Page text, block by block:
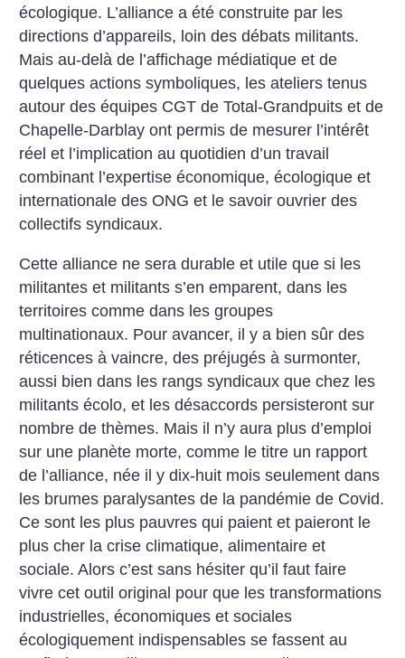
écologique. L’alliance a été construite par les
directions d’appareils, loin des débats militants.
Mais au-delà de l’affichage médiatique et de
quelques actions symboliques, les ateliers tenus
autour des équipes CGT de Total-Grandpuits et de
Chapelle-Darblay ont permis de mesurer l’intérêt
réel et l’implication au quotidien d’un travail
combinant l’expertise économique, écologique et
internationale des ONG et le savoir ouvrier des
collectifs syndicaux.
Cette alliance ne sera durable et utile que si les
militantes et militants s’en emparent, dans les
territoires comme dans les groupes
multinationaux. Pour avancer, il y a bien sûr des
réticences à vaincre, des préjugés à surmonter,
aussi bien dans les rangs syndicaux que chez les
militants écolo, et les désaccords persisteront sur
nombre de thèmes. Mais il n’y aura plus d’emploi
sur une planète morte, comme le titre un rapport
de l’alliance, née il y dix-huit mois seulement dans
les brumes paralysantes de la pandémie de Covid.
Ce sont les plus pauvres qui paient et paieront le
plus cher la crise climatique, alimentaire et
sociale. Alors c’est sans hésiter qu’il faut faire
vivre cet outil original pour que les transformations
industrielles, économiques et sociales
écologiquement indispensables se fassent au